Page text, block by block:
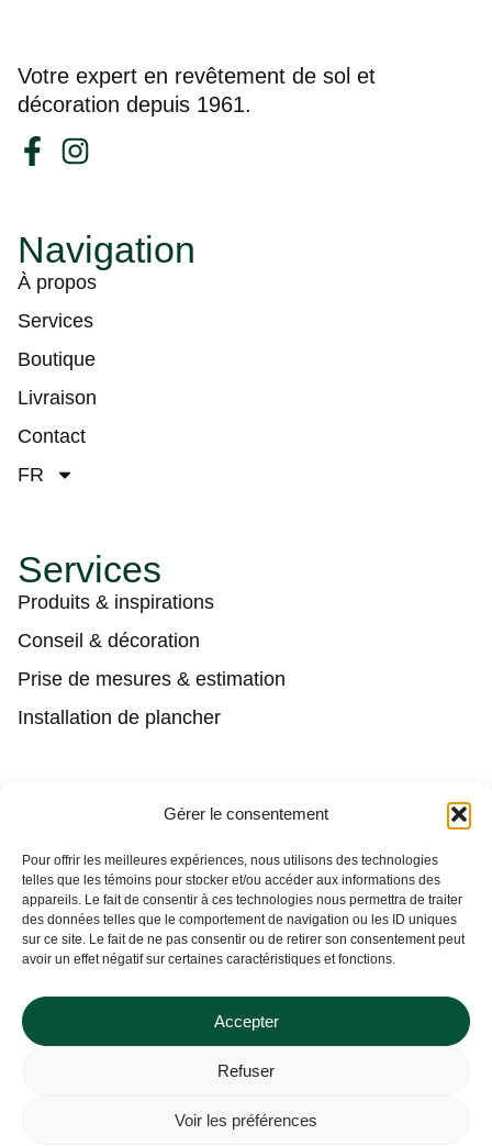
Gérer le consentement
Pour offrir les meilleures expériences, nous utilisons des technologies
telles que les témoins pour stocker et/ou accéder aux informations des
appareils. Le fait de consentir à ces technologies nous permettra de traiter
des données telles que le comportement de navigation ou les ID uniques
sur ce site. Le fait de ne pas consentir ou de retirer son consentement peut
avoir un effet négatif sur certaines caractéristiques et fonctions.
Accepter
Refuser
Voir les préférences
Votre expert en revêtement de sol et
décoration depuis 1961.
Navigation
À propos
Services
Boutique
Livraison
Contact
FR
Services
Produits & inspirations
Conseil & décoration
Prise de mesures & estimation
Installation de plancher
tgl@tapisguylaberge.com
3275 Bd Monseigneur-Langlois, Salaberry-de-
Valleyfield, QC J6S 4Y2